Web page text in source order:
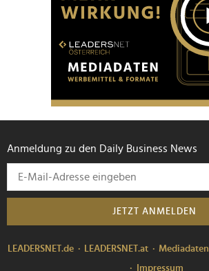
Anmeldung zu den Daily Business News
JETZT ANMELDEN
LEADERSNET.de LEADERSNET.at Mediadaten
Impressum